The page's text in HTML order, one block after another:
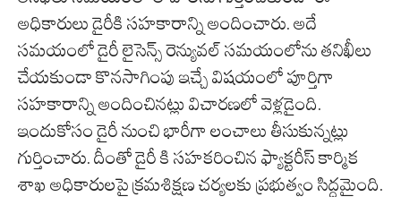
అధికారులు డైరీకి సహకారాన్ని అందించారు. అదే
సమయంలో డైరీ లైసెన్స్ రెన్యువల్ సమయంలోను తనిఖీలు
చేయకుండా కొనసాగింపు ఇచ్చే విషయంలో పూర్తిగా
సహకారాన్ని అందించినట్లు విచారణలో వెళ్లడైంది.
ఇందుకోసం డైరీ నుంచి భారీగా లంచాలు తీసుకున్నట్లు
గుర్తించారు. దీంతో డైరీ కి సహకరించిన ఫ్యాక్టరీస్ కార్మిక
శాఖ అధికారులపై క్రమశిక్షణ చర్యలకు ప్రభుత్వం సిద్ధమైంది.